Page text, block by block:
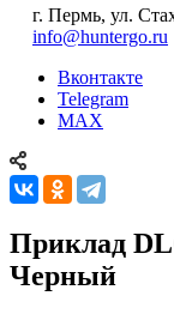
г. Пермь, ул.
info@huntergo.ru
Вконтакте
Telegram
MAX
Приклад
Черный